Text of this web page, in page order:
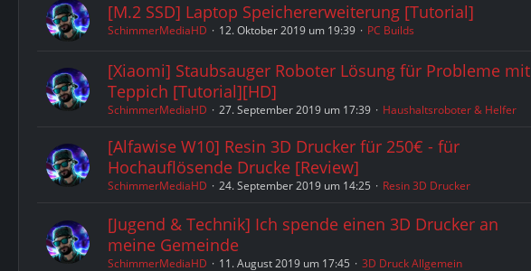
[M.2 SSD] Laptop Speichererweiterung [Tutorial]
SchimmerMediaHD 12. Oktober 2019 um 19:39 PC Builds
[Xiaomi] Staubsauger Roboter Lösung für Probleme mit
Teppich [Tutorial][HD]
SchimmerMediaHD 27. September 2019 um 17:39 Haushaltsroboter & Helfer
[Alfawise W10] Resin 3D Drucker für 250€ - für
Hochauflösende Drucke [Review]
SchimmerMediaHD 24. September 2019 um 14:25 Resin 3D Drucker
[Jugend & Technik] Ich spende einen 3D Drucker an
meine Gemeinde
SchimmerMediaHD 11. August 2019 um 17:45 3D Druck Allgemein